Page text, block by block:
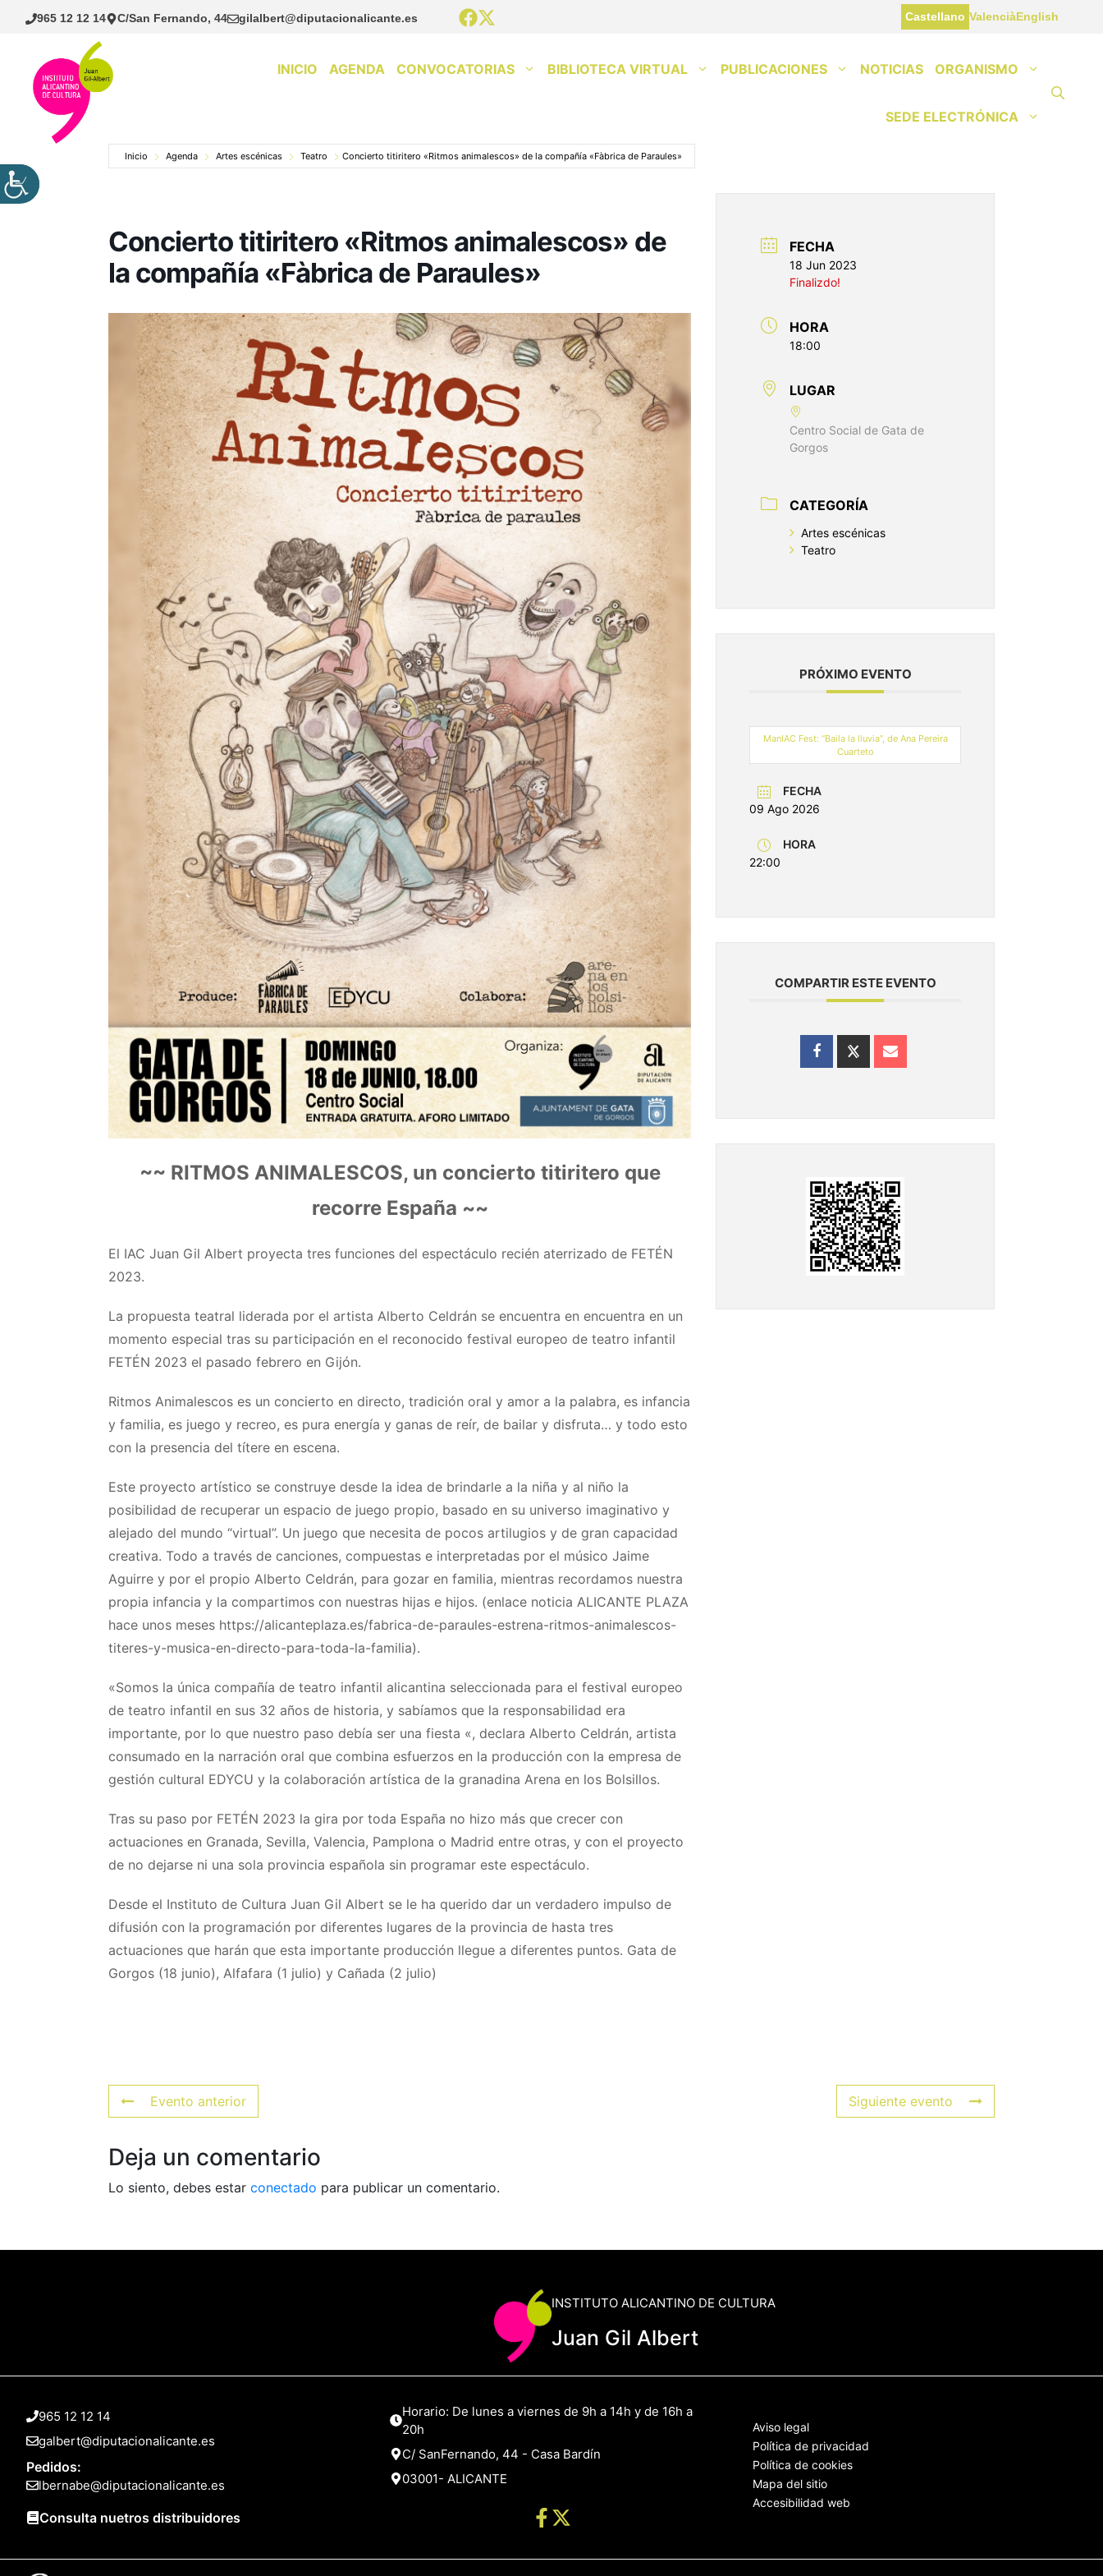
Saltar
965 12 12 14 C/San Fernando, 44 gilalbert@diputacionalicante.es Castellano ValenciàEnglish
INICIO AGENDA CONVOCATORIAS BIBLIOTECA VIRTUAL PUBLICACIONES NOTICIAS ORGANISMO
SEDE ELECTRÓNICA
Inicio Agenda Artes escénicas Teatro Concierto titiritero «Ritmos animalescos» de la compañía «Fàbrica de Paraules»
Concierto titiritero «Ritmos animalescos» de
la compañía «Fàbrica de Paraules»
~~ RITMOS ANIMALESCOS, un concierto titiritero que
recorre España ~~
El IAC Juan Gil Albert proyecta tres funciones del espectáculo recién aterrizado de FETÉN
2023.
La propuesta teatral liderada por el artista Alberto Celdrán se encuentra en encuentra en un
momento especial tras su participación en el reconocido festival europeo de teatro infantil
FETÉN 2023 el pasado febrero en Gijón.
Ritmos Animalescos es un concierto en directo, tradición oral y amor a la palabra, es infancia
y familia, es juego y recreo, es pura energía y ganas de reír, de bailar y disfruta… y todo esto
con la presencia del títere en escena.
Este proyecto artístico se construye desde la idea de brindarle a la niña y al niño la
posibilidad de recuperar un espacio de juego propio, basado en su universo imaginativo y
alejado del mundo “virtual”. Un juego que necesita de pocos artilugios y de gran capacidad
creativa. Todo a través de canciones, compuestas e interpretadas por el músico Jaime
Aguirre y por el propio Alberto Celdrán, para gozar en familia, mientras recordamos nuestra
propia infancia y la compartimos con nuestras hijas e hijos. (enlace noticia ALICANTE PLAZA
hace unos meses https://alicanteplaza.es/fabrica-de-paraules-estrena-ritmos-animalescos-
titeres-y-musica-en-directo-para-toda-la-familia).
«Somos la única compañía de teatro infantil alicantina seleccionada para el festival europeo
de teatro infantil en sus 32 años de historia, y sabíamos que la responsabilidad era
importante, por lo que nuestro paso debía ser una fiesta «, declara Alberto Celdrán, artista
consumado en la narración oral que combina esfuerzos en la producción con la empresa de
gestión cultural EDYCU y la colaboración artística de la granadina Arena en los Bolsillos.
Tras su paso por FETÉN 2023 la gira por toda España no hizo más que crecer con
actuaciones en Granada, Sevilla, Valencia, Pamplona o Madrid entre otras, y con el proyecto
de no dejarse ni una sola provincia española sin programar este espectáculo.
Desde el Instituto de Cultura Juan Gil Albert se le ha querido dar un verdadero impulso de
difusión con la programación por diferentes lugares de la provincia de hasta tres
actuaciones que harán que esta importante producción llegue a diferentes puntos. Gata de
Gorgos (18 junio), Alfafara (1 julio) y Cañada (2 julio)
FECHA
18 Jun 2023
Finalizdo!
HORA
18:00
LUGAR
Centro Social de Gata de
Gorgos
CATEGORÍA
Artes escénicas
Teatro
PRÓXIMO EVENTO
ManIAC Fest: “Baila la lluvia”, de Ana Pereira
Cuarteto
FECHA
09 Ago 2026
HORA
22:00
COMPARTIR ESTE EVENTO
Evento anterior Siguiente evento
Deja un comentario
Lo siento, debes estar conectado para publicar un comentario.
INSTITUTO ALICANTINO DE CULTURA
Juan Gil Albert
965 12 12 14
galbert@diputacionalicante.es
Pedidos:
lbernabe@diputacionalicante.es
Consulta nuetros distribuidores
Horario: De lunes a viernes de 9h a 14h y de 16h a
20h
C/ SanFernando, 44 - Casa Bardín
03001- ALICANTE
Aviso legal
Política de privacidad
Política de cookies
Mapa del sitio
Accesibilidad web